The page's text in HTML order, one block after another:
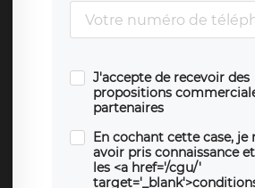
J'accepte de recevoir des
propositions
partenaires
En cochant cette case, je
avoir pris connaissance
les <a href='/cgu/'